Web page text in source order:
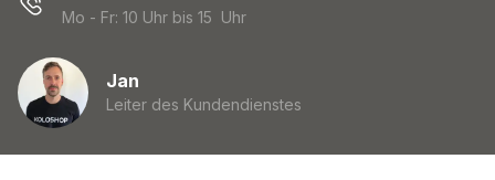
Mo - Fr: 10 Uhr bis 15 Uhr
Jan
Leiter des Kundendienstes